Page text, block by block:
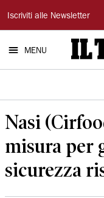
Il
Tirreno
Iscriviti alle Newsletter
MENU
Nasi
misura per
sicurezza